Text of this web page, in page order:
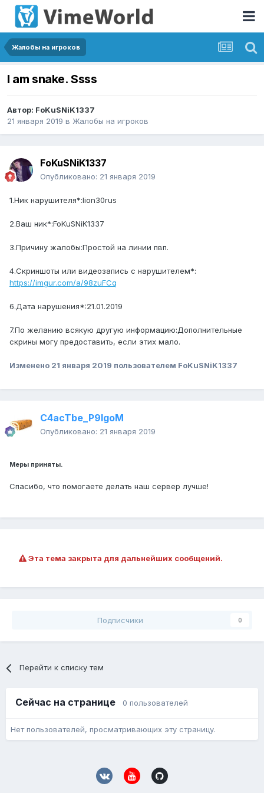
Жалобы на игроков
I am snake. Ssss
Автор: FoKuSNiK1337
21 января 2019 в Жалобы на игроков
FoKuSNiK1337
Опубликовано: 21 января 2019
1.Ник нарушителя*:lion30rus
2.Ваш ник*:FoKuSNiK1337
3.Причину жалобы:Простой на линии пвп.
4.Скриншоты или видеозапись с нарушителем*:
https://imgur.com/a/98zuFCq
6.Дата нарушения*:21.01.2019
7.По желанию всякую другую информацию:Дополнительные
скрины могу предоставить, если этих мало.
Изменено 21 января 2019 пользователем FoKuSNiK1337
C4acTbe_P9IgoM
Опубликовано: 21 января 2019
Меры приняты.
Спасибо, что помогаете делать наш сервер лучше!
Эта тема закрыта для дальнейших сообщений.
Подписчики 0
Перейти к списку тем
Сейчас на странице 0 пользователей
Нет пользователей, просматривающих эту страницу.